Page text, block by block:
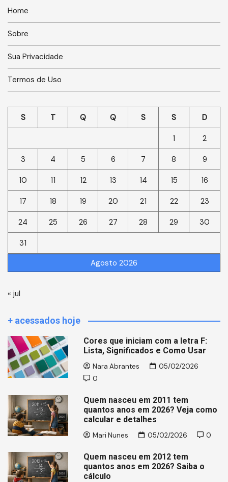
Home
Sobre
Sua Privacidade
Termos de Uso
Agosto 2026
S T Q Q S S D
1 2
3 4 5 6 7 8 9
10 11 12 13 14 15 16
17 18 19 20 21 22 23
24 25 26 27 28 29 30
31
« jul
+ acessados hoje
Cores que iniciam com a letra F:
Lista, Significados e Como Usar
Nara Abrantes
05/02/2026
0
Quem nasceu em 2011 tem
quantos anos em 2026? Veja como
calcular e detalhes
Mari Nunes 05/02/2026 0
Quem nasceu em 2012 tem
quantos anos em 2026? Saiba o
cálculo